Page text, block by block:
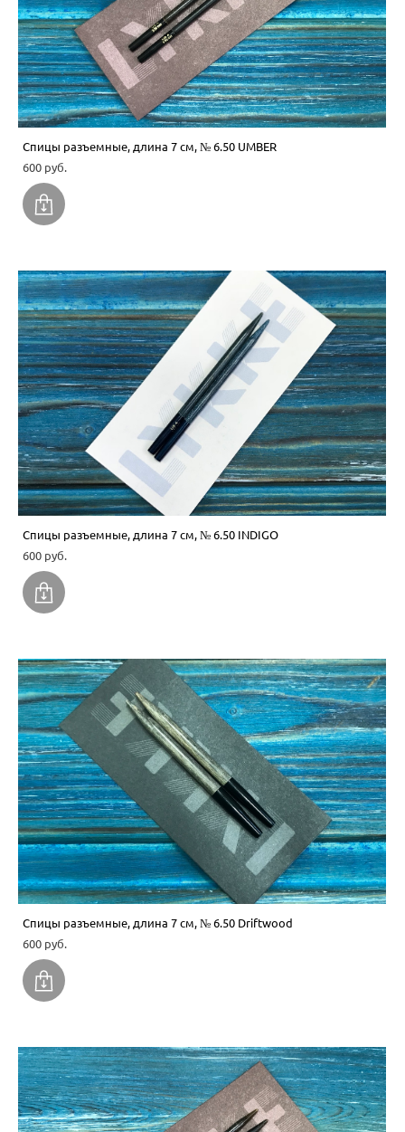
Спицы разъемные, длина 7 см, № 6.50 UMBER
600 pуб.
Спицы разъемные, длина 7 см, № 6.50 INDIGO
600 pуб.
Спицы разъемные, длина 7 см, № 6.50 Driftwood
600 pуб.